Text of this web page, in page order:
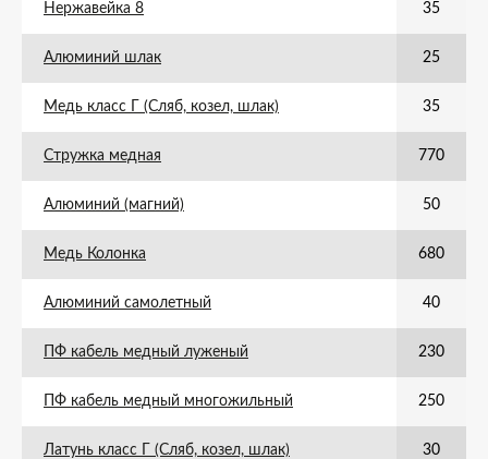
Нержавейка 8 35
Алюминий шлак 25
Медь класс Г (Сляб, козел, шлак) 35
Стружка медная 770
Алюминий (магний) 50
Медь Колонка 680
Алюминий самолетный 40
ПФ кабель медный луженый 230
ПФ кабель медный многожильный 250
Латунь класс Г (Сляб, козел, шлак) 30